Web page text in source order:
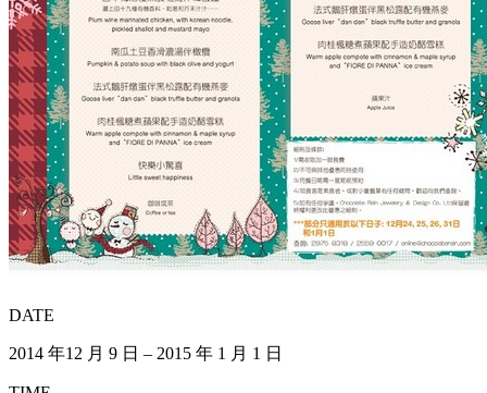
DATE
2014 年12 月 9 日 – 2015 年 1 月 1 日